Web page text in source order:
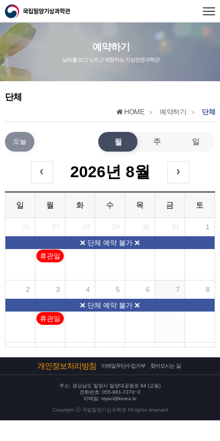
예약하기
날씨를 보고 느끼고 체험하는 기상전문과학관
단체
HOME > 예약하기 > 단체
오늘 월 주 일
2026년 8월
일 월 화 수 목 금 토
26 27 28 29 30 31
1
❌ 단체 예약 불가 ❌
휴관일
2 3 4 5 6 7
8
❌ 단체 예약 불가 ❌
휴관일
❌ 단체 예약 불가 ❌
17 18 19 20
개인정보처리방침 이메일무단수집거부 찾아오시는 길
주소: 경상남도 밀양시 밀양대공원로 84 (교동)
전화번호: 055-981-7370~3
이메일: mysci@korea.kr
Copyright ⓒ 국립밀양기상과학관 All rights reserved